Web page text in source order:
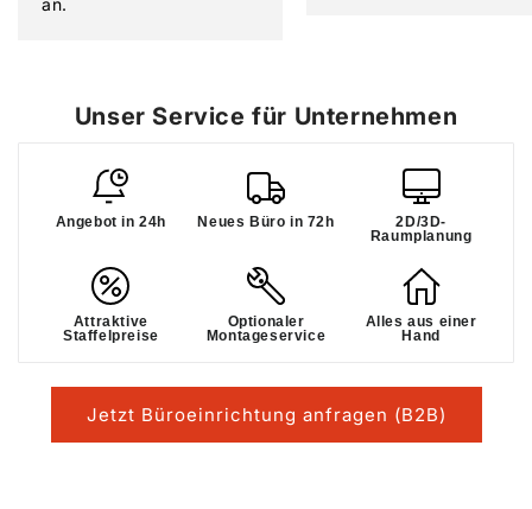
an.
Unser Service für Unternehmen
Angebot in 24h Neues Büro in 72h
2D/3D-
Raumplanung
Attraktive
Staffelpreise
Optionaler
Montageservice
Alles aus einer
Hand
Jetzt Büroeinrichtung anfragen (B2B)